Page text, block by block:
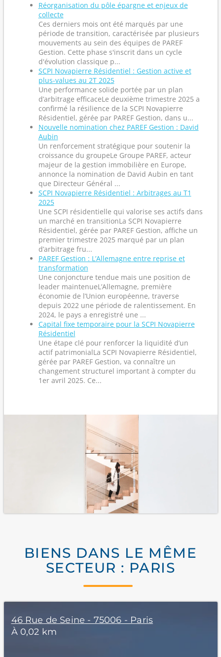
Réorganisation du pôle épargne et enjeux de
collecte
Ces derniers mois ont été marqués par une
période de transition, caractérisée par plusieurs
mouvements au sein des équipes de PAREF
Gestion. Cette phase s'inscrit dans un cycle
d'évolution classique p...
SCPI Novapierre Résidentiel : Gestion active et
plus-values au 2T 2025
Une performance solide portée par un plan
d’arbitrage efficaceLe deuxième trimestre 2025 a
confirmé la résilience de la SCPI Novapierre
Résidentiel, gérée par PAREF Gestion, dans u...
Nouvelle nomination chez PAREF Gestion : David
Aubin
Un renforcement stratégique pour soutenir la
croissance du groupeLe Groupe PAREF, acteur
majeur de la gestion immobilière en Europe,
annonce la nomination de David Aubin en tant
que Directeur Général ...
SCPI Novapierre Résidentiel : Arbitrages au T1
2025
Une SCPI résidentielle qui valorise ses actifs dans
un marché en transitionLa SCPI Novapierre
Résidentiel, gérée par PAREF Gestion, affiche un
premier trimestre 2025 marqué par un plan
d’arbitrage fru...
PAREF Gestion : L’Allemagne entre reprise et
transformation
Une conjoncture tendue mais une position de
leader maintenueL’Allemagne, première
économie de l’Union européenne, traverse
depuis 2022 une période de ralentissement. En
2024, le pays a enregistré une ...
Capital fixe temporaire pour la SCPI Novapierre
Résidentiel
Une étape clé pour renforcer la liquidité d’un
actif patrimonialLa SCPI Novapierre Résidentiel,
gérée par PAREF Gestion, va connaître un
changement structurel important à compter du
1er avril 2025. Ce...
BIENS DANS LE MÊME
SECTEUR : PARIS
46 Rue de Seine - 75006 - Paris
À 0,02 km